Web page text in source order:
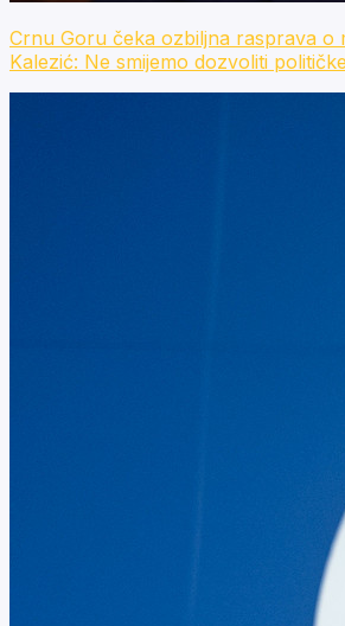
Crnu Goru čeka ozbiljna rasprava o
Kalezić: Ne smijemo dozvoliti